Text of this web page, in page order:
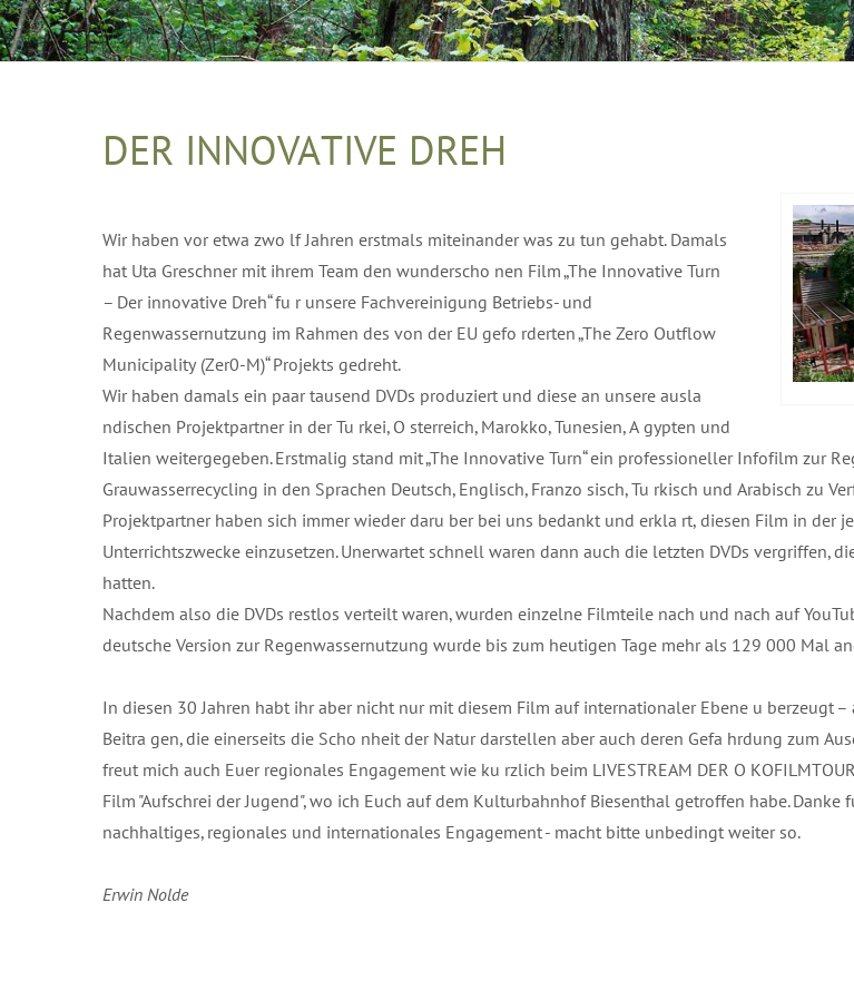
DER INNOVATIVE DREH
Wir haben vor etwa zwo lf Jahren erstmals miteinander was zu tun gehabt. Damals
hat Uta Greschner mit ihrem Team den wunderscho nen Film „The Innovative Turn
– Der innovative Dreh“ fu r unsere Fachvereinigung Betriebs- und
Regenwassernutzung im Rahmen des von der EU gefo rderten „The Zero Outflow
Municipality (Zer0-M)“ Projekts gedreht.
Wir haben damals ein paar tausend DVDs produziert und diese an unsere ausla
ndischen Projektpartner in der Tu rkei, O sterreich, Marokko, Tunesien, A gypten und
Italien weitergegeben. Erstmalig stand mit „The Innovative Turn“ ein professioneller Infofilm zur
Grauwasserrecycling in den Sprachen Deutsch, Englisch, Franzo sisch, Tu rkisch und Arabisch zu
Projektpartner haben sich immer wieder daru ber bei uns bedankt und erkla rt, diesen Film in der
Unterrichtszwecke einzusetzen. Unerwartet schnell waren dann auch die letzten DVDs vergriffen,
hatten.
Nachdem also die DVDs restlos verteilt waren, wurden einzelne Filmteile nach und nach auf
deutsche Version zur Regenwassernutzung wurde bis zum heutigen Tage mehr als 129 000 Mal
In diesen 30 Jahren habt ihr aber nicht nur mit diesem Film auf internationaler Ebene u berzeugt
Beitra gen, die einerseits die Scho nheit der Natur darstellen aber auch deren Gefa hrdung zum
freut mich auch Euer regionales Engagement wie ku rzlich beim LIVESTREAM DER O
Film "Aufschrei der Jugend", wo ich Euch auf dem Kulturbahnhof Biesenthal getroffen habe. Danke
nachhaltiges, regionales und internationales Engagement - macht bitte unbedingt weiter so.
Erwin Nolde